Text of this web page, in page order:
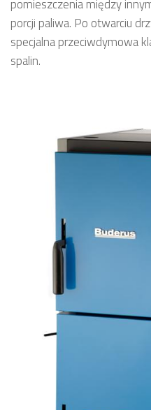
pomieszczenia między
porcji paliwa. Po otwarciu
specjalna przeciwdymowa
spalin.